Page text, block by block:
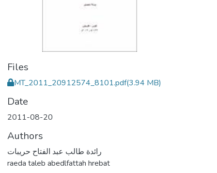
Files
MT_2011_20912574_8101.pdf(3.94 MB)
Date
2011-08-20
Authors
رائدة طالب عبد الفتاح حريبات
raeda taleb abedlfattah hrebat